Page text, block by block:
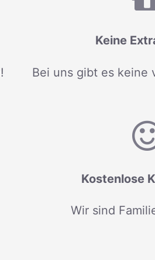
Keine
Bei uns gibt es keine
Kostenlose
Wir sind